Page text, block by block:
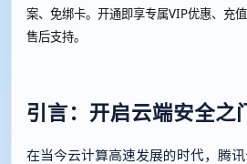
案、免绑卡。开通即享专属VIP优惠、充
售后支持。
引言：开启云端安全之
在当今云计算高速发展的时代，腾